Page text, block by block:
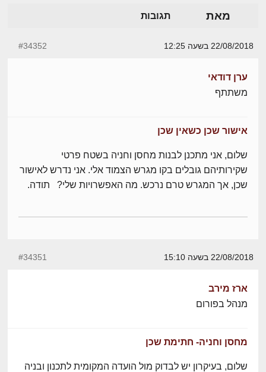
מאת תגובות
22/08/2018 בשעה 12:25 #34352
ערן דודאי
משתתף
אישור שכן כשאין שכן
שלום, אני מתכנן לבנות מחסן וחניה בשטח פרטי
שקירותיהם גובלים בקו מגרש הצמוד אלי. אני נדרש לאישור
שכן, אך המגרש טרם נרכש. מה האפשרויות שלי? תודה.
22/08/2018 בשעה 15:10 #34351
ארז מירב
מנהל בפורום
מחסן וחניה- חתימת שכן
שלום, בעיקרון יש לבדוק מול הועדה המקומית לתכנון ובניה